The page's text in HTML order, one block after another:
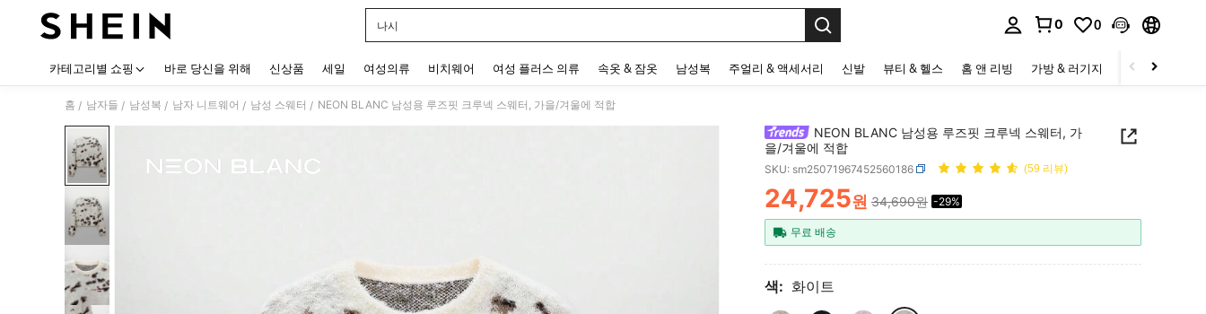
나시
0 0
카테고리별 쇼핑 바로 당신을 위해 신상품 세일 여성의류 비치웨어 여성 플러스 의류 속옷 & 잠옷 남성복 주얼리 & 액세서리 신발 뷰티 & 헬스 홈 앤 리빙 가방 & 러기지 스포츠 & 아웃
홈 / 남자들 / 남성복 / 남자 니트웨어 / 남성 스웨터 / NEON BLANC 남성용 루즈핏 크루넥 스웨터, 가을/겨울에 적합
NEON BLANC 남성용 루즈핏 크루넥 스웨터, 가
을/겨울에 적합
SKU: sm25071967452560186 (59 리뷰)
PRICE AND AVAILABILITY
24,725원 34,690원 -29%
무료 배송
색: 화이트